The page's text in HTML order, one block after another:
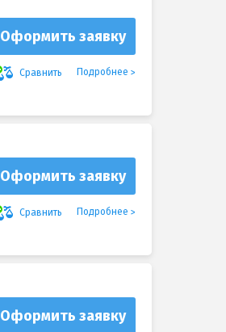
Оформить заявку
Сравнить Подробнее
Оформить заявку
Сравнить Подробнее
Оформить заявку